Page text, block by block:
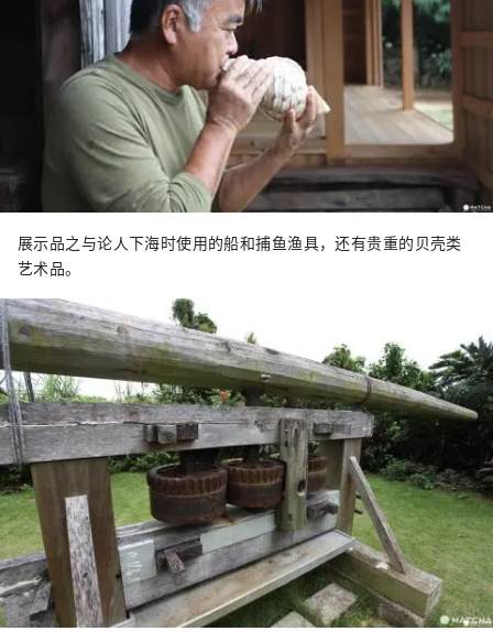
展示品之与论人下海时使用的船和捕鱼渔具，还有贵重的贝壳类
艺术品。